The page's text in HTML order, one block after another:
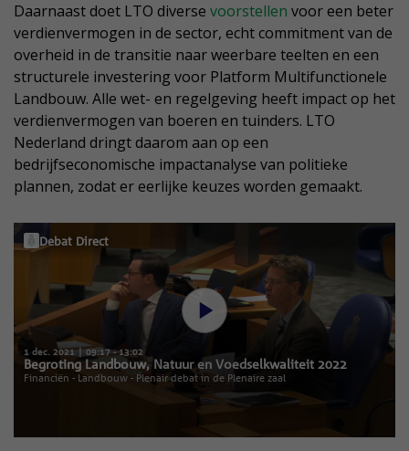
Daarnaast doet LTO diverse voorstellen voor een beter
verdienvermogen in de sector, echt commitment van de
overheid in de transitie naar weerbare teelten en een
structurele investering voor Platform Multifunctionele
Landbouw. Alle wet- en regelgeving heeft impact op het
verdienvermogen van boeren en tuinders. LTO
Nederland dringt daarom aan op een
bedrijfseconomische impactanalyse van politieke
plannen, zodat er eerlijke keuzes worden gemaakt.